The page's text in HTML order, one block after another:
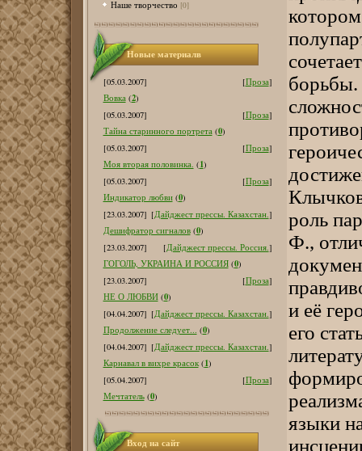
Наше творчество [0]
Новые материалв
[05.03.2007] [Проза]
Вовка (2)
[05.03.2007]
[Проза]
Тайна старинного портрета (0)
[05.03.2007]
[Проза]
Моя вторая половинка. (1)
[05.03.2007]
[Проза]
Индикатор любви (0)
[23.03.2007] [Дайджест прессы. Казахстан.]
Дешифратор сигналов (0)
[23.03.2007]
[Дайджест прессы. Россия.]
ГОГОЛЬ, УКРАИНА И РОССИЯ (0)
[23.03.2007]
[Проза]
НЕ О ЛЮБВИ (0)
[04.04.2007] [Дайджест прессы. Казахстан.]
Продолжение следует... (0)
[04.04.2007] [Дайджест прессы. Казахстан.]
Карнавал в вихре красок (1)
[05.04.2007]
[Проза]
Мечтатель (0)
Вход на сайт
борьбы.
роль
Ф.,
и её
его
языки